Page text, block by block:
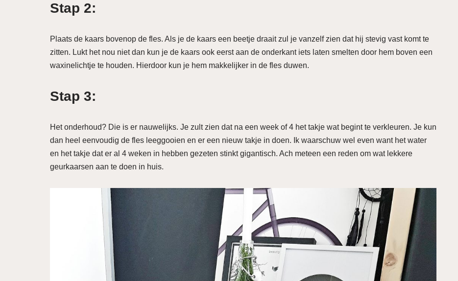
Stap 2:
Plaats de kaars bovenop de fles. Als je de kaars een beetje draait zul je vanzelf zien dat hij stevig vast komt te
zitten. Lukt het nou niet dan kun je de kaars ook eerst aan de onderkant iets laten smelten door hem boven een
waxinelichtje te houden. Hierdoor kun je hem makkelijker in de fles duwen.
Stap 3:
Het onderhoud? Die is er nauwelijks. Je zult zien dat na een week of 4 het takje wat begint te verkleuren. Je kun
dan heel eenvoudig de fles leeggooien en er een nieuw takje in doen. Ik waarschuw wel even want het water
en het takje dat er al 4 weken in hebben gezeten stinkt gigantisch. Ach meteen een reden om wat lekkere
geurkaarsen aan te doen in huis.